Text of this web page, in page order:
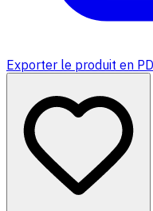
Exporter le produit en